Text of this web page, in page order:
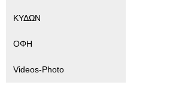
ΚΥΔΩΝ
ΟΦΗ
Videos-Photo